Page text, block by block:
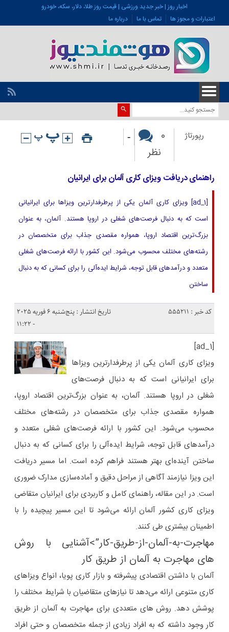
اخبار روز | خبر جدید ورزشی | قیمت روز طلا، دلار، سکه، خودرو
اعتبارات و مجوز ها
تماس با ما درباره ما
رپورتاژ
0
نظر
-
راهنمای دریافت ویزای کاری آلمان برای ایرانیان
[ad_1] ویزای کاری آلمان یکی از پرطرفدارترین ویزاها برای ایرانیانی
است که به دنبال فرصت‌های شغلی در اروپا هستند. آلمان، به عنوان
بزرگ‌ترین اقتصاد اروپا، همواره مقصدی جذاب برای متخصصان در
رشته‌های مختلف محسوب می‌شود. این کشور با ارائه فرصت‌های شغلی
متعدد و درآمدهای قابل توجه، شرایط ایده‌آلی را برای کسانی که به دنبال
ساختن
کد خبر : 555211
تاریخ انتشار : پنج‌شنبه 6 فوریه 2025
- 11:22
[ad_1]
ویزای کاری آلمان یکی از پرطرفدارترین ویزاها
برای ایرانیانی است که به دنبال فرصت‌های
شغلی در اروپا هستند. آلمان، به عنوان بزرگ‌ترین اقتصاد اروپا،
همواره مقصدی جذاب برای متخصصان در رشته‌های مختلف
محسوب می‌شود. این کشور با ارائه فرصت‌های شغلی متعدد و
درآمدهای قابل توجه، شرایط ایده‌آلی را برای کسانی که به دنبال
ساختن آینده‌ای بهتر هستند فراهم کرده است. اما مسیر دریافت
این ویزا نیازمند آگاهی از مراحل دقیق و آماده‌سازی مدارک ضروری
است. در این مقاله، راهنمای کامل و کاربردی برای ایرانیان متقاضی
ویزای کاری کشور آلمان ارائه می‌شود تا این مسیر پیچیده را با
اطمینان بیشتری طی کنند.
مهاجرت-به-آلمان-از-طریق-کار”>آشنایی با روش
های مهاجرت به آلمان از طریق کار
آلمان با داشتن اقتصادی پیشرفته و بازار کاری پویا، انواع ویزاهای
کاری متنوعی ارائه می‌دهد تا نیازهای متقاضیان با شرایط مختلف را
پوشش دهد. روش های متعددی برای مهاجرت به آلمان از طریق
کار وجود داشته که به افراد زیادی از جمله متخصصان و حتی افراد